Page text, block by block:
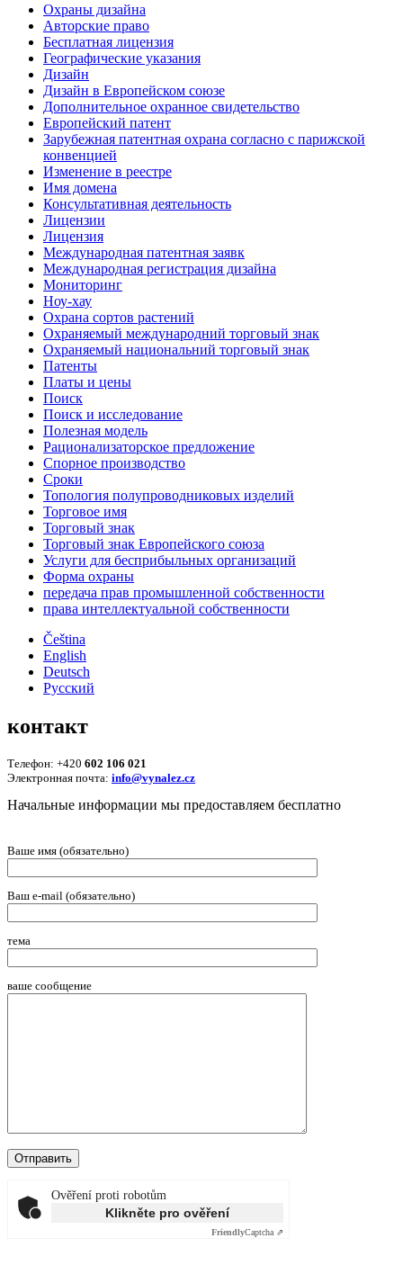
Oхраны дизайна
Авторские правo
Бесплатная лицензия
Географические указания
Дизайн
Дизайн в Европейском союзе
Дополнительное охранное свидетельство
Европейский патент
Зарубежная патентная охрана согласно с парижской
конвенцией
Изменение в реестре
Имя домена
Консультативная деятельность
Лицензии
Лицензия
Международная патентная заявк
Международная регистрация дизайна
Мониторинг
Ноу-хау
Охрана сортов растений
Охраняемый международний торговый знак
Охраняемый национальний торговый знак
Патенты
Платы и цены
Поиск
Поиск и исследование
Полезная модель
Рационализаторское предложение
Спорное производство
Сроки
Топология полупроводниковых изделий
Торговое имя
Торговый знак
Торговый знак Европейского союза
Услуги для беcприбыльных организаций
Форма охраны
передача прав промышленной собственности
права интеллектуальной собственности
Čeština
English
Deutsch
Русский
контакт
Телефон: +420 602 106 021
Электронная почта: info@vynalez.cz
Начальные информации мы предоставляем беcплатно
Ваше имя (обязательно)
Ваш e-mail (обязательно)
тема
ваше сообщение
Ověření proti robotům
Klikněte pro ověření
FriendlyCaptcha ⇗